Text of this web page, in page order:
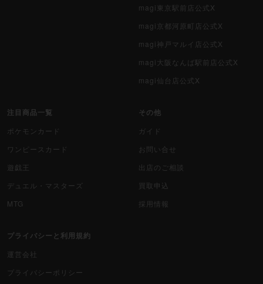
magi東京駅前店公式X
magi京都河原町店公式X
magi神戸マルイ店公式X
magi大阪なんば駅前店公式X
magi仙台店公式X
注目商品一覧
ポケモンカード
ワンピースカード
遊戯王
デュエル・マスターズ
MTG
その他
ガイド
お問い合せ
出店のご相談
買取申込
採用情報
プライバシーと利用規約
運営会社
プライバシーポリシー